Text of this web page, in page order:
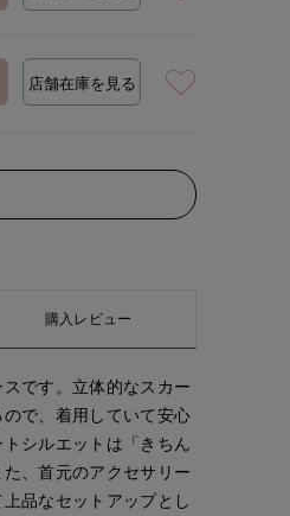
店舗在庫を見る
購入レビュー
です。立体的なスカー
で、着用していて安心
シルエットは「きちん
、首元のアクセサリー
品なセットアップとし